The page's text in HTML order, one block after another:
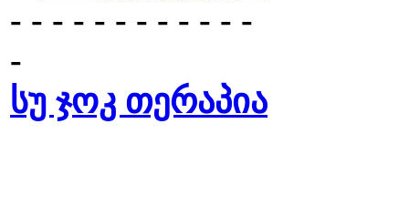
- - - - - - - - - - - -
-
სუ ჯოკ თერაპია